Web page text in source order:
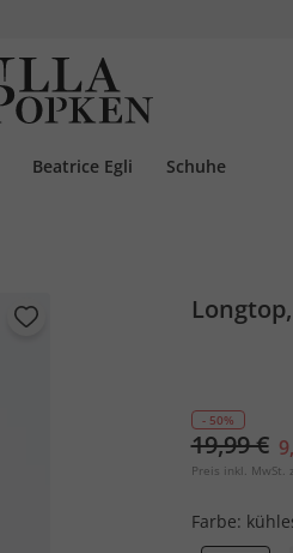
Beatrice Egli Schuhe
- 50%
19,99 €
Preis inkl. MwSt.
Farbe: